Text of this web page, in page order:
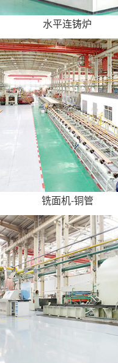
水平连铸炉
铣面机-铜管